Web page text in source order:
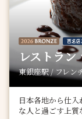
レストラン
東銀座駅 / フレン
日本各地から仕
な人と過ごす上質